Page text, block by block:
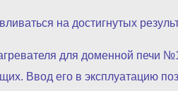
на достигнутых
для доменной печи
Ввод его в эксплуатацию